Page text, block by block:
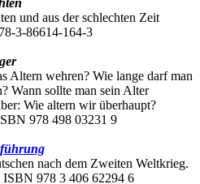
und aus der schlechten Zeit
3-86614-164-3
Altern wehren? Wie lange darf man
Wann sollte man sein Alter
Wie altern wir überhaupt?
978 498 03231 9
nach dem Zweiten Weltkrieg.
978 3 406 62294 6